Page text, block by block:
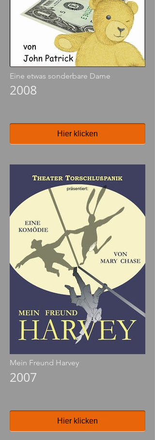
Eine etwas sonderbare Dame
2008
Hier klicken
Mein Freund Harvey
2007
Hier klicken